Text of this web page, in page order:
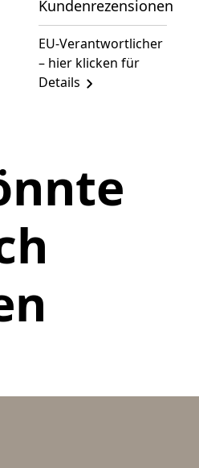
Kundenrezensionen
EU-Verantwortlicher
– hier klicken für
Details